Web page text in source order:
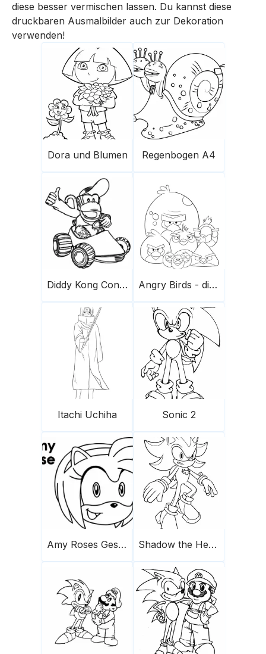
diese besser vermischen lassen. Du kannst diese
druckbaren Ausmalbilder auch zur Dekoration
verwenden!
Dora und Blumen Regenbogen A4
Diddy Kong Conduce Un Coche Scaled Angry Birds - die Herde
Itachi Uchiha Sonic 2
Amy Roses Gesicht Shadow the Hedgehog 1